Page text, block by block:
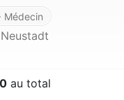
Médecin
au total